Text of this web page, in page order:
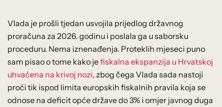
Vlada je prošli tjedan usvojila prijedlog državnog
proračuna za 2026. godinu i poslala ga u saborsku
proceduru. Nema iznenađenja. Proteklih mjeseci puno
sam pisao o tome kako jefiskalna ekspanzija u Hrvatskoj
uhvaćena na krivoj nozi, zbog čega Vlada sada nastoji
proći tik ispod limita europskih fiskalnih pravila koja se
odnose na deficit opće države do 3% i omjer javnog duga